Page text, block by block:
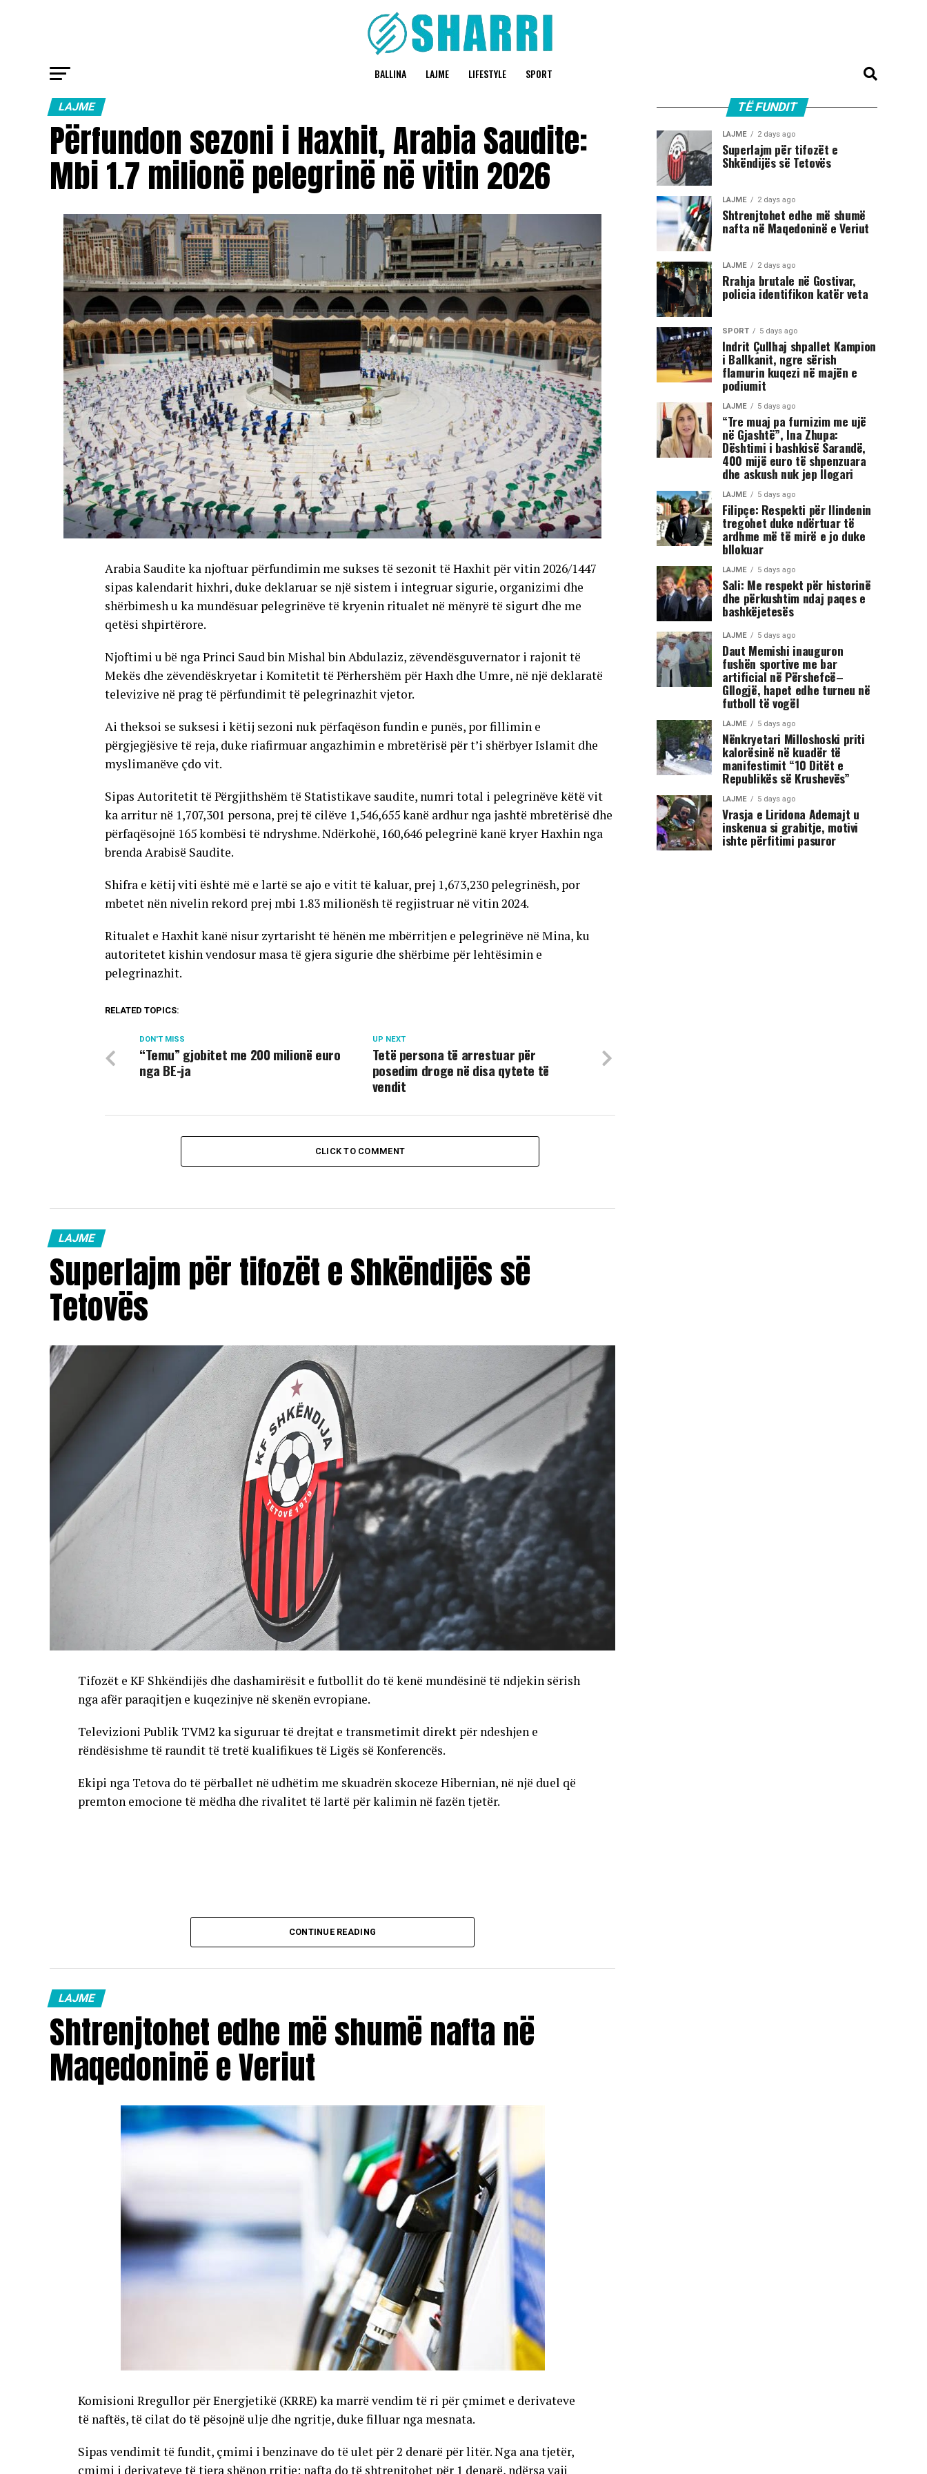
BALLINA LAJME LIFESTYLE SPORT
LAJME
Përfundon sezoni i Haxhit, Arabia Saudite:
Mbi 1.7 milionë pelegrinë në vitin 2026
Arabia Saudite ka njoftuar përfundimin me sukses të sezonit të Haxhit për vitin 2026/1447
sipas kalendarit hixhri, duke deklaruar se një sistem i integruar sigurie, organizimi dhe
shërbimesh u ka mundësuar pelegrinëve të kryenin ritualet në mënyrë të sigurt dhe me
qetësi shpirtërore.
Njoftimi u bë nga Princi Saud bin Mishal bin Abdulaziz, zëvendësguvernator i rajonit të
Mekës dhe zëvendëskryetar i Komitetit të Përhershëm për Haxh dhe Umre, në një deklaratë
televizive në prag të përfundimit të pelegrinazhit vjetor.
Ai theksoi se suksesi i këtij sezoni nuk përfaqëson fundin e punës, por fillimin e
përgjegjësive të reja, duke riafirmuar angazhimin e mbretërisë për t’i shërbyer Islamit dhe
myslimanëve çdo vit.
Sipas Autoritetit të Përgjithshëm të Statistikave saudite, numri total i pelegrinëve këtë vit
ka arritur në 1,707,301 persona, prej të cilëve 1,546,655 kanë ardhur nga jashtë mbretërisë dhe
përfaqësojnë 165 kombësi të ndryshme. Ndërkohë, 160,646 pelegrinë kanë kryer Haxhin nga
brenda Arabisë Saudite.
Shifra e këtij viti është më e lartë se ajo e vitit të kaluar, prej 1,673,230 pelegrinësh, por
mbetet nën nivelin rekord prej mbi 1.83 milionësh të regjistruar në vitin 2024.
Ritualet e Haxhit kanë nisur zyrtarisht të hënën me mbërritjen e pelegrinëve në Mina, ku
autoritetet kishin vendosur masa të gjera sigurie dhe shërbime për lehtësimin e
pelegrinazhit.
RELATED TOPICS:
UP NEXT
Tetë persona të arrestuar për
posedim droge në disa qytete të
vendit
DON'T MISS
“Temu” gjobitet me 200 milionë euro
nga BE-ja
CLICK TO COMMENT
LAJME
Superlajm për tifozët e Shkëndijës së
Tetovës
Tifozët e KF Shkëndijës dhe dashamirësit e futbollit do të kenë mundësinë të ndjekin sërish
nga afër paraqitjen e kuqezinjve në skenën evropiane.
Televizioni Publik TVM2 ka siguruar të drejtat e transmetimit direkt për ndeshjen e
rëndësishme të raundit të tretë kualifikues të Ligës së Konferencës.
Ekipi nga Tetova do të përballet në udhëtim me skuadrën skoceze Hibernian, në një duel që
premton emocione të mëdha dhe rivalitet të lartë për kalimin në fazën tjetër.
CONTINUE READING
LAJME
Shtrenjtohet edhe më shumë nafta në
Maqedoninë e Veriut
Komisioni Rregullor për Energjetikë (KRRE) ka marrë vendim të ri për çmimet e derivateve
të naftës, të cilat do të pësojnë ulje dhe ngritje, duke filluar nga mesnata.
Sipas vendimit të fundit, çmimi i benzinave do të ulet për 2 denarë për litër. Nga ana tjetër,
çmimi i derivateve të tjera shënon rritje: nafta do të shtrenjtohet për 1 denarë, ndërsa vaji
TË FUNDIT
LAJME 2 days ago
Superlajm për tifozët e
Shkëndijës së Tetovës
LAJME 2 days ago
Shtrenjtohet edhe më shumë
nafta në Maqedoninë e Veriut
LAJME 2 days ago
Rrahja brutale në Gostivar,
policia identifikon katër veta
SPORT 5 days ago
Indrit Çullhaj shpallet Kampion
i Ballkanit, ngre sërish
flamurin kuqezi në majën e
podiumit
LAJME 5 days ago
“Tre muaj pa furnizim me ujë
në Gjashtë”, Ina Zhupa:
Dështimi i bashkisë Sarandë,
400 mijë euro të shpenzuara
dhe askush nuk jep llogari
LAJME 5 days ago
Filipçe: Respekti për Ilindenin
tregohet duke ndërtuar të
ardhme më të mirë e jo duke
bllokuar
LAJME 5 days ago
Sali: Me respekt për historinë
dhe përkushtim ndaj paqes e
bashkëjetesës
LAJME 5 days ago
Daut Memishi inauguron
fushën sportive me bar
artificial në Përshefcë–
Gllogjë, hapet edhe turneu në
futboll të vogël
LAJME 5 days ago
Nënkryetari Milloshoski priti
kalorësinë në kuadër të
manifestimit “10 Ditët e
Republikës së Krushevës”
LAJME 5 days ago
Vrasja e Liridona Ademajt u
inskenua si grabitje, motivi
ishte përfitimi pasuror